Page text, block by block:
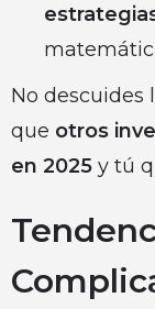
No descuides
que otros
en 2025 y tú